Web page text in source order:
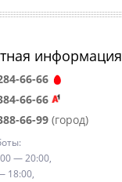
информация
66-66
66-66
66-99(город)
— 20:00,
18:00,